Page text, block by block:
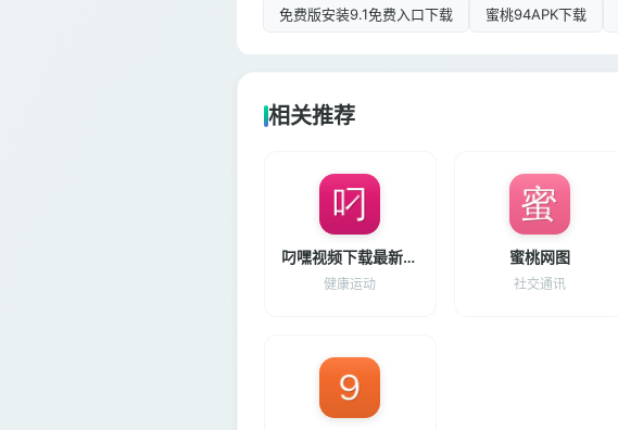
免费版安装9.1免费入口下载 蜜桃94APK下载
相关推荐
叼嘿视频下载最新版下载
健康运动
蜜桃网图
社交通讯